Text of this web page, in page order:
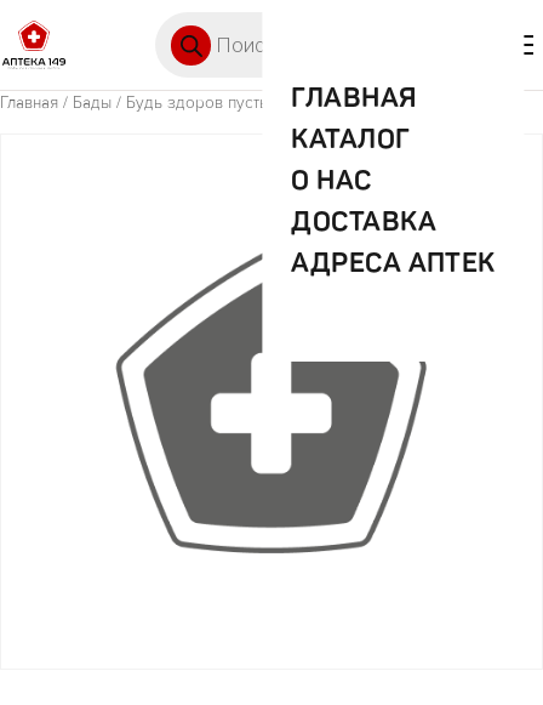
ГЛАВНАЯ
КАТАЛОГ
О НАС
ДОСТАВКА
АДРЕСА АПТЕК
Главная / Бады / Будь здоров пустышка латекс.арт.ЛНК 0009